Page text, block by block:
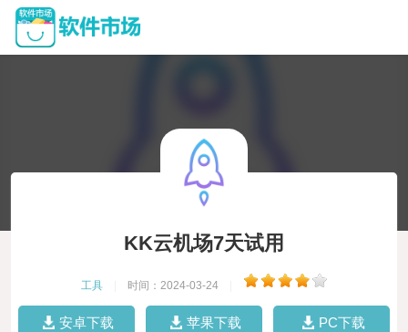
KK云机场7天试用
工具 时间：2024-03-24
安卓下载 苹果下载 PC下载